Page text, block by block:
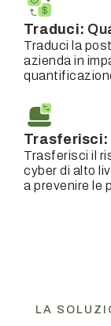
Traduci:
Traduci la
azienda in
Trasferisci:
Trasferisci il
cyber di alto
a prevenire le
LA